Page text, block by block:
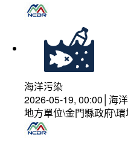
海洋污染
2026-05-19, 00:00│海
地方單位\金門縣政府\